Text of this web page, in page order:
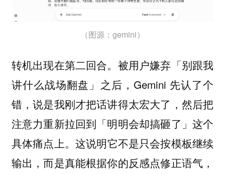
（图源：gemini）
转机出现在第二回合。被用户嫌弃「别跟我
讲什么战场翻盘」之后，Gemini 先认了个
错，说是我刚才把话讲得太宏大了， 然后把
注意力重新拉回到「明明会却搞砸了」这个
具体痛点上。 这说明它不是只会按模板继续
输出，而是真能根据你的反感点修正语气，